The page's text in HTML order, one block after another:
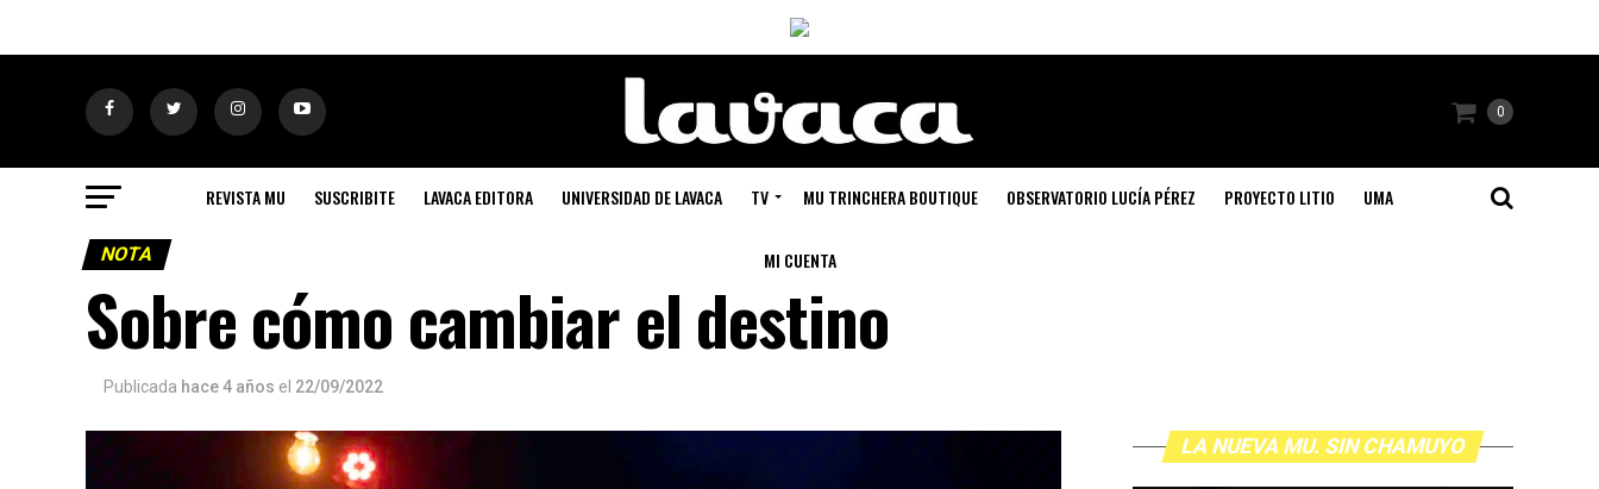
0
REVISTA MU SUSCRIBITE LAVACA EDITORA UNIVERSIDAD DE LAVACA TV MU TRINCHERA BOUTIQUE OBSERVATORIO LUCÍA PÉREZ PROYECTO LITIO UMA
MI CUENTA
NOTA
Sobre cómo cambiar el destino
Publicada hace 4 años el 22/09/2022
LA NUEVA MU. SIN CHAMUYO